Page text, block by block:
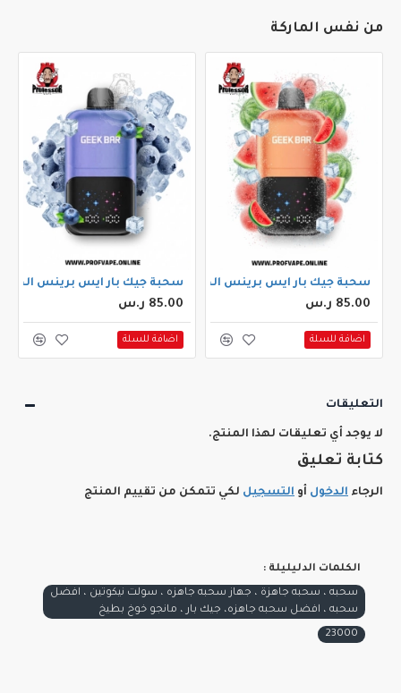
من نفس الماركة
سحبة جيك بار ايس برينس الجاهزة (50000 سحبة) بطيخ ايس
85.00 ر.س
اضافة للسلة
سحبة جيك بار ايس برينس الجاهزة (50000 سحبة) بلو
85.00 ر.س
اضافة للسلة
التعليقات
لا يوجد أي تعليقات لهذا المنتج.
كتابة تعليق
الرجاء الدخول أو التسجيل لكي تتمكن من تقييم المنتج
الكلمات الدليليلة :
سحبه ، سحبه جاهزة ، جهاز سحبه جاهزه ، سولت نيكوتين ، افضل
سحبه ، افضل سحبه جاهزه، جيك بار ، مانجو خوخ بطيخ
23000